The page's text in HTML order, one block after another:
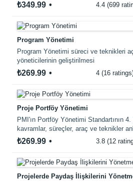
₺349.99 4.4 (699
Program Yönetimi
Program Yönetimi süreci ve teknikleri
yöneticilerinin geliştirilmesi
₺269.99 4 (16
Proje Portföy Yönetimi
PMI'ın Portföy Yönetimi Standartının
kavramlar, süreçler, araç ve teknikler
₺269.99 3.8 (12
Projelerde Paydaş İlişkilerini